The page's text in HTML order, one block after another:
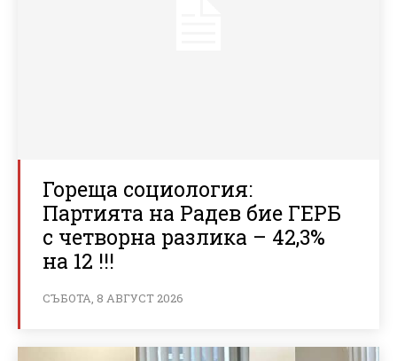
Гореща социология:
Партията на Радев бие ГЕРБ
с четворна разлика – 42,3%
на 12 !!!
СЪБОТА, 8 АВГУСТ 2026